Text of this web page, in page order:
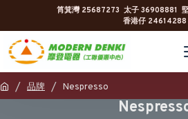
筲箕灣 25687273 太子 36908881
香港仔 24614288
品牌 Nespresso